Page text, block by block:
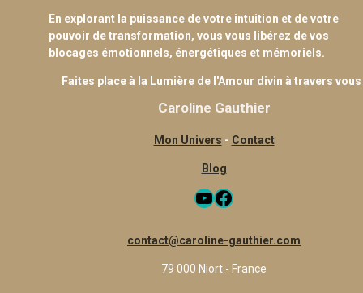
En explorant la puissance de votre intuition et de votre
pouvoir de transformation, vous vous libérez de vos
blocages émotionnels, énergétiques et mémoriels.
Faites place à la Lumière de l'Amour divin à travers vous
Caroline Gauthier
Mon Univers - Contact
Blog
YouTube
Facebook
contact@caroline-gauthier.com
79 000 Niort - France